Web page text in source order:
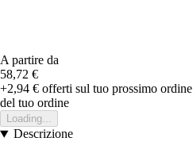
A partire da
58,72 €
+2,94 € offerti sul tuo prossimo ordine
del tuo ordine
Loading...
Descrizione